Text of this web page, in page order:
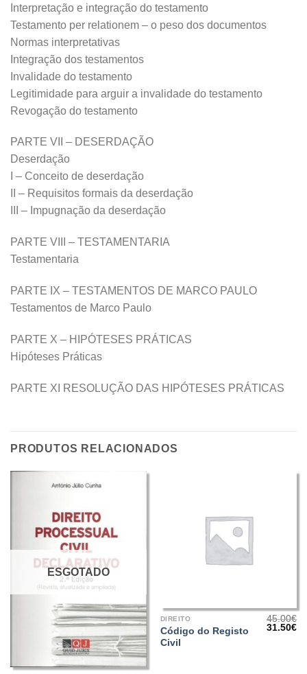
Interpretação e integração do testamento
Testamento per relationem – o peso dos documentos
Normas interpretativas
Integração dos testamentos
Invalidade do testamento
Legitimidade para arguir a invalidade do testamento
Revogação do testamento
PARTE VII – DESERDAÇÃO
Deserdação
I – Conceito de deserdação
II – Requisitos formais da deserdação
III – Impugnação da deserdação
PARTE VIII – TESTAMENTARIA
Testamentaria
PARTE IX – TESTAMENTOS DE MARCO PAULO
Testamentos de Marco Paulo
PARTE X – HIPÓTESES PRÁTICAS
Hipóteses Práticas
PARTE XI RESOLUÇÃO DAS HIPÓTESES PRÁTICAS
PRODUTOS RELACIONADOS
ESGOTADO
DIREITO
Código do Registo
Civil
45.00€
O
31.50€O